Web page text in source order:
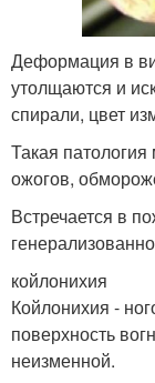
Деформация в
утолщаются и
спирали, цвет
Такая
ожогов,
Встречается в
койлонихия
Койлонихия -
поверхность
неизменной.